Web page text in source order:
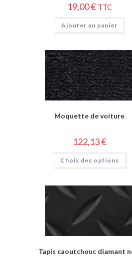
19,00€ TTC
Ajouter au panier
Moquette de voiture
122,13€
Choix des options
Tapis caoutchouc diamant